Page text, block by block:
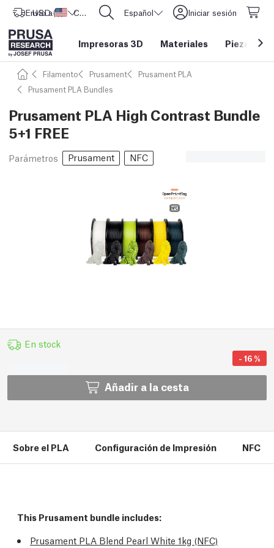
Envío a Estados Unidos
USD ($) CORE One L: ¡Ya disponible! Español Iniciar sesión
Impresoras 3D Materiales Piezas y
Filamento Prusament
Prusament PLA
Prusament PLA Bundles
Prusament PLA High Contrast Bundle
5+1 FREE
Parámetros Prusament NFC
En stock
- 16%
Añadir a la cesta
Sobre el PLA Configuración de Impresión NFC
This Prusament bundle includes:
Prusament PLA Blend Pearl White 1kg (NFC)